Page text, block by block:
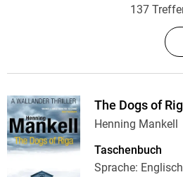
137
The Dogs of
Henning Mankell
Taschenbuch
Sprache: Englisch